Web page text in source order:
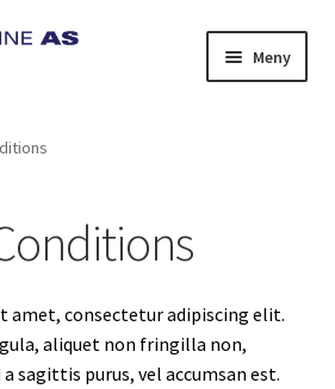
Meny
amet, consectetur adipiscing elit.
aliquet non fringilla non,
sagittis purus, vel accumsan est.